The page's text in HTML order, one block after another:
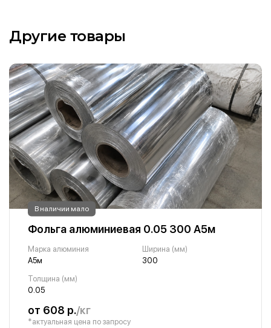
Другие товары
В наличии мало
Фольга алюминиевая 0.05 300 А5м
Марка алюминия
А5м
Ширина (мм)
300
Толщина (мм)
0.05
от 608 р./кг
*актуальная цена по запросу